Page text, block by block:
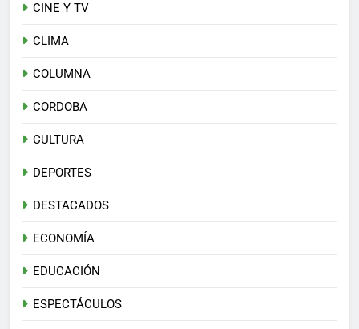
CINE Y TV
CLIMA
COLUMNA
CORDOBA
CULTURA
DEPORTES
DESTACADOS
ECONOMÍA
EDUCACIÓN
ESPECTÁCULOS